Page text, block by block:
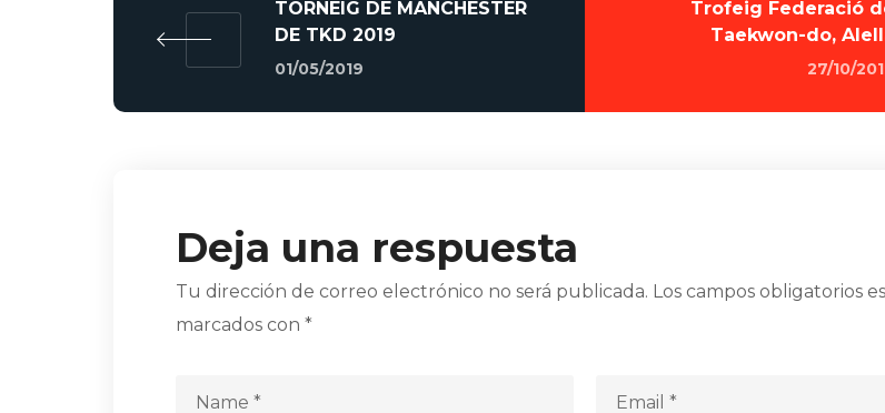
TORNEIG DE MANCHESTER
DE TKD 2019
01/05/2019
Trofeig Federació
Taekwon-do,
27/10/
Deja una respuesta
Tu dirección de correo electrónico no será publicada. Los campos obligatorios
marcados con *